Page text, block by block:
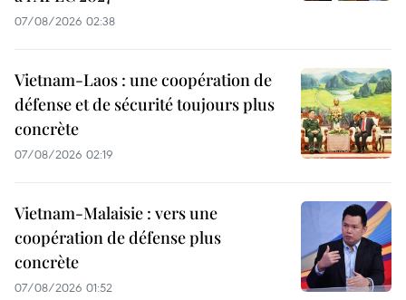
07/08/2026 02:38
Vietnam-Laos : une coopération de
défense et de sécurité toujours plus
concrète
07/08/2026 02:19
Vietnam-Malaisie : vers une
coopération de défense plus
concrète
07/08/2026 01:52